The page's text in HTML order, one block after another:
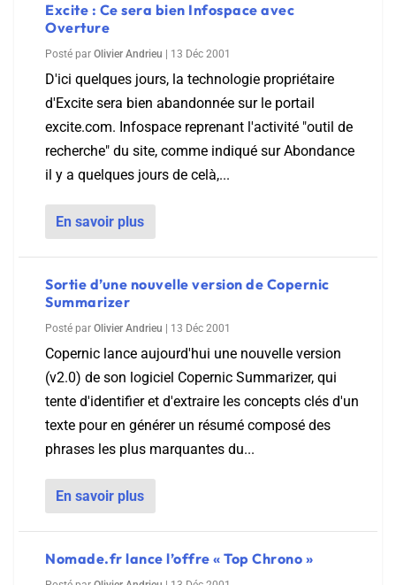
Excite : Ce sera bien Infospace avec
Overture
Posté par Olivier Andrieu 13 Déc 2001
D'ici quelques jours, la technologie propriétaire
d'Excite sera bien abandonnée sur le portail
excite.com. Infospace reprenant l'activité "outil de
recherche" du site, comme indiqué sur Abondance
il y a quelques jours de celà,...
En savoir plus
Sortie d’une nouvelle version de Copernic
Summarizer
Posté par Olivier Andrieu 13 Déc 2001
Copernic lance aujourd'hui une nouvelle version
(v2.0) de son logiciel Copernic Summarizer, qui
tente d'identifier et d'extraire les concepts clés d'un
texte pour en générer un résumé composé des
phrases les plus marquantes du...
En savoir plus
Nomade.fr lance l’offre « Top Chrono »